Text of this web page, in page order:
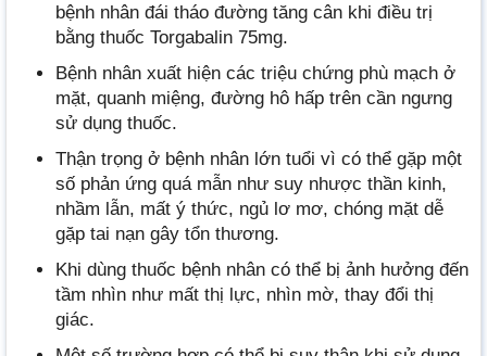
bệnh nhân đái tháo đường tăng cân khi điều trị
bằng thuốc Torgabalin 75mg.
Bệnh nhân xuất hiện các triệu chứng phù mạch ở
mặt, quanh miệng, đường hô hấp trên cần ngưng
sử dụng thuốc.
Thận trọng ở bệnh nhân lớn tuổi vì có thể gặp một
số phản ứng quá mẫn như suy nhược thần kinh,
nhầm lẫn, mất ý thức, ngủ lơ mơ, chóng mặt dễ
gặp tai nạn gây tổn thương.
Khi dùng thuốc bệnh nhân có thể bị ảnh hưởng đến
tầm nhìn như mất thị lực, nhìn mờ, thay đổi thị
giác.